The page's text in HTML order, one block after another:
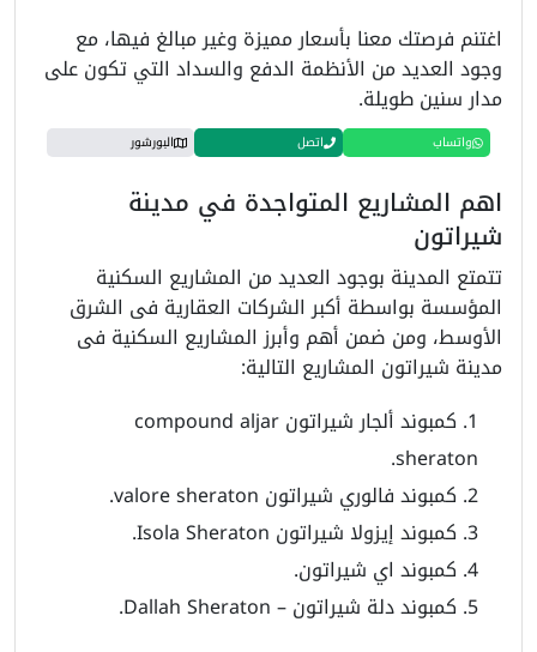
اغتنم فرصتك معنا بأسعار مميزة وغير مبالغ فيها، مع
وجود العديد من الأنظمة الدفع والسداد التي تكون على
مدار سنين طويلة.
واتساب اتصل البورشور
اهم المشاريع المتواجدة في مدينة
شيراتون
تتمتع المدينة بوجود العديد من المشاريع السكنية
المؤسسة بواسطة أكبر الشركات العقارية فى الشرق
الأوسط، ومن ضمن أهم وأبرز المشاريع السكنية فى
مدينة شيراتون المشاريع التالية:
كمبوند ألجار شيراتون compound aljar
sheraton.
كمبوند فالوري شيراتون valore sheraton.
كمبوند إيزولا شيراتون Isola Sheraton.
كمبوند اي شيراتون.
كمبوند دلة شيراتون – Dallah Sheraton.